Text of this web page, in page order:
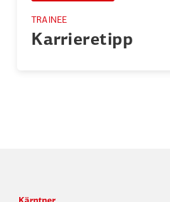
TRAINEE
Karrie­retipp